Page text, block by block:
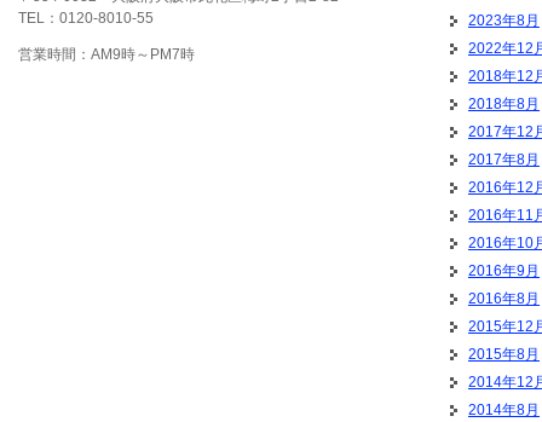
TEL：0120-8010-55
営業時間：AM9時～PM7時
2023年8月
2022年12
2018年12
2018年8月
2017年12
2017年8月
2016年12
2016年11
2016年10
2016年9月
2016年8月
2015年12
2015年8月
2014年12
2014年8月